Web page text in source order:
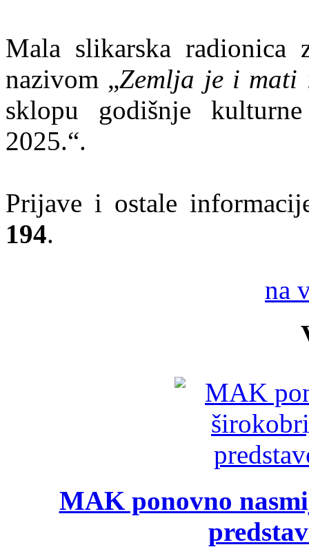
Mala slikarska radionica
nazivom „Zemlja je i mati
sklopu godišnje
2025.“.
Prijave i ostale
194.
na
MAK ponovno